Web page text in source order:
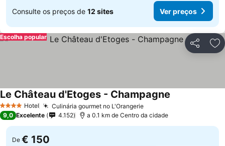
Consulte os preços de 12 sites Ver preços
Partilhar
Escolha popular
4 EstrelasHotel Culinária gourmet no L'Orangerie
Le Château d'Etoges - Champagne
9,0 Excelente 4.152 a 0.1 km de Centro da cidade
De € 150